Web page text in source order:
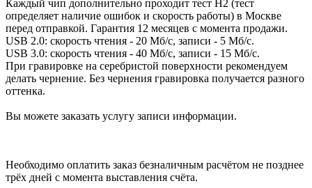
Каждый чип дополнительно проходит тест H2 (тест
определяет наличие ошибок и скорость работы) в Москве
перед отправкой. Гарантия 12 месяцев с момента продажи.
USB 2.0: скорость чтения - 20 Мб/с, записи - 5 Мб/с.
USB 3.0: скорость чтения - 40 Мб/с, записи - 15 Мб/с.
При гравировке на серебристой поверхности рекомендуем
делать чернение. Без чернения гравировка получается разного
оттенка.
Вы можете заказать услугу записи информации.
Необходимо оплатить заказ безналичным расчётом не позднее
трёх дней с момента выставления счёта.